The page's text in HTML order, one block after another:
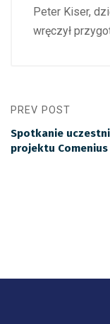
Peter Kiser,
wręczył
PREV POST
Spotkanie
projektu Comenius